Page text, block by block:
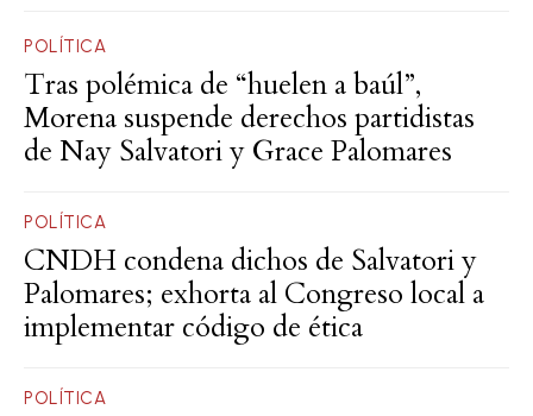
POLÍTICA
Tras polémica de “huelen a baúl”,
Morena suspende derechos partidistas
de Nay Salvatori y Grace Palomares
POLÍTICA
CNDH condena dichos de Salvatori y
Palomares; exhorta al Congreso local a
implementar código de ética
POLÍTICA